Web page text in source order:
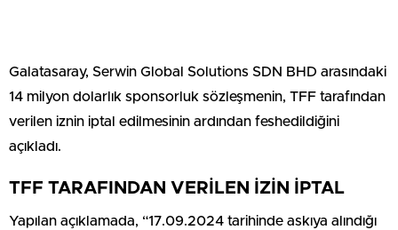
Galatasaray, Serwin Global Solutions SDN BHD arasındaki
14 milyon dolarlık sponsorluk sözleşmenin, TFF tarafından
verilen iznin iptal edilmesinin ardından feshedildiğini
açıkladı.
TFF TARAFINDAN VERİLEN İZİN İPTAL
Yapılan açıklamada, “17.09.2024 tarihinde askıya alındığı